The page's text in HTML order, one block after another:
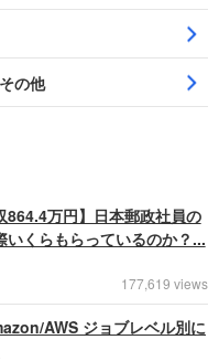
の他
864.4万円】日本郵政社員の
いくらもらっているのか？...
177,619 views
AWS ジョブレベル別に